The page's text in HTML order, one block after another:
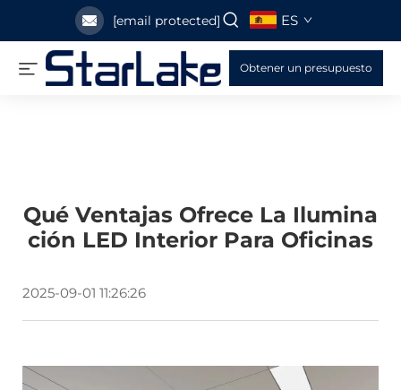
[email protected] ES
Obtener un presupuesto
Qué Ventajas Ofrece La Ilumina
Ción LED Interior Para Oficinas
2025-09-01 11:26:26